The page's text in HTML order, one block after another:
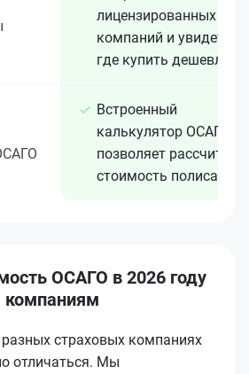
лицензированных 15+
компаний и увидеть,
где купить дешевле
Встроенный
калькулятор ОСАГО
позволяет рассчитать
стоимость полиса
ОСАГО в 2026 году
компаниям
страховых компаниях
отличаться. Мы